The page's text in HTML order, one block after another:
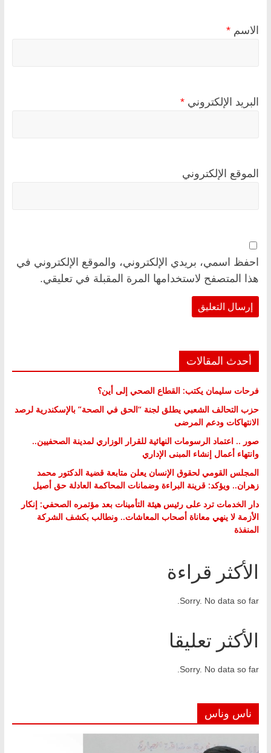
الاسم *
البريد الإلكتروني *
الموقع الإلكتروني
احفظ اسمي، بريدي الإلكتروني، والموقع الإلكتروني في
هذا المتصفح لاستخدامها المرة المقبلة في تعليقي.
أحدث المقالات
فرحات سليمان يكتب: القطاع الصحي إلى أين؟
حزب التحالف الشعبي يطلق لجنة “الحق في الصحة” بالإسكندرية لرصد
الانتهاكات ودعم المرضى
صور .. اعتماد الرسومات النهائية للقرار الوزاري لمدينة الصحفيين..
وانتهاء أعمال إنشاء المبنى الإداري
المجلس القومي لحقوق الإنسان يعلن متابعة قضية الدكتور محمد
زهران.. ويؤكد: قرينة البراءة وضمانات المحاكمة العادلة حق أصيل
دار الخدمات ترد على رئيس هيئة التأمينات بعد مؤتمره الصحفي: إنكار
الأزمة لا ينهي معاناة أصحاب المعاشات.. ونطالب بكشف الشركة
المنفذة
الأكثر قراءة
Sorry. No data so far.
الأكثر تعليقا
Sorry. No data so far.
ناس وناس